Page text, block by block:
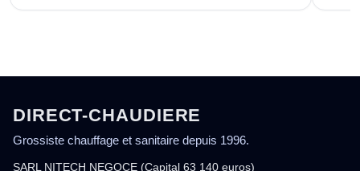
DIRECT-CHAUDIERE
Grossiste chauffage et sanitaire depuis 1996.
SARL NITECH NEGOCE (Capital 63 140 euros)